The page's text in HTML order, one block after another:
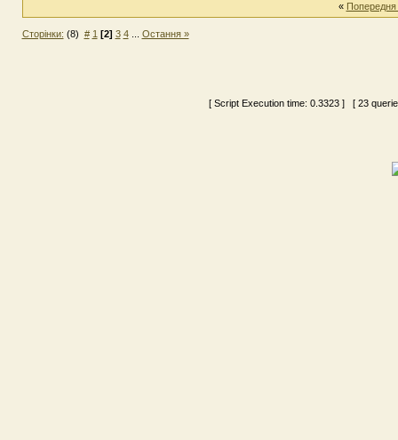
«
Сторінки: (8) # 1 [2] 3 4... Остання »
[ Script Execution time: 0.3323 ] [ 23